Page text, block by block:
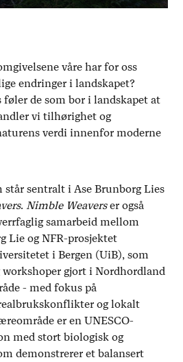
våre har for oss
endringer i landskapet?
de som bor i landskapet at
vi tilhørighet og
verdi innenfor moderne
står sentralt i Ase Brunborg Lies
.Nimble Weaverser også
samarbeid mellom
Lie og NFR-prosjektet
i Bergen (UiB), som
gjort i Nordhordland
- med fokus på
og lokalt
er en UNESCO-
med stort biologisk og
demonstrerer et balansert